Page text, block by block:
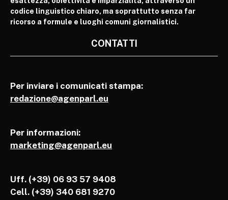
codice linguistico chiaro, ma soprattutto senza far
ricorso a formule e luoghi comuni giornalistici.
CONTATTI
Per inviare i comunicati stampa:
redazione@agenparl.eu
Per informazioni:
marketing@agenparl.eu
Uff. (+39) 06 93 57 9408
Cell. (+39) 340 681 9270